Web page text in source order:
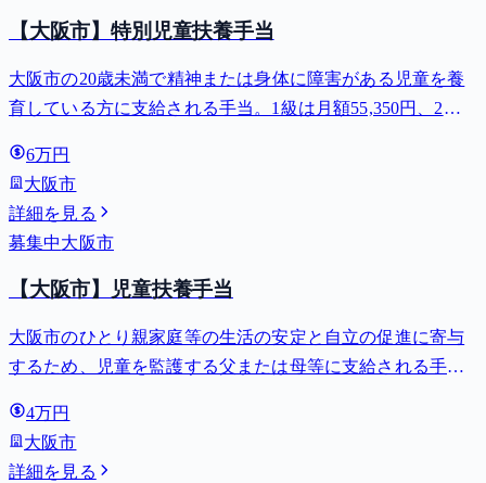
【大阪市】特別児童扶養手当
大阪市の20歳未満で精神または身体に障害がある児童を養
育している方に支給される手当。1級は月額55,350円、2級
6万円
大阪市
詳細を見る
募集中大阪市
【大阪市】児童扶養手当
大阪市のひとり親家庭等の生活の安定と自立の促進に寄与
するため、児童を監護する父または母等に支給される手
4万円
大阪市
詳細を見る